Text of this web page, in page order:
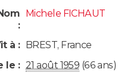
:
Michele FICHAUT
à : BREST, France
le : 21 août 1959 (66 ans)